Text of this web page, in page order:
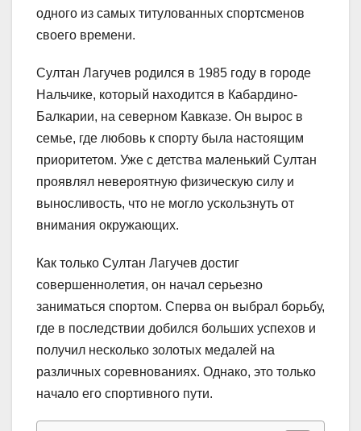
одного из самых титулованных спортсменов
своего времени.
Султан Лагучев родился в 1985 году в городе
Нальчике, который находится в Кабардино-
Балкарии, на северном Кавказе. Он вырос в
семье, где любовь к спорту была настоящим
приоритетом. Уже с детства маленький Султан
проявлял невероятную физическую силу и
выносливость, что не могло ускользнуть от
внимания окружающих.
Как только Султан Лагучев достиг
совершеннолетия, он начал серьезно
заниматься спортом. Сперва он выбрал борьбу,
где в последствии добился больших успехов и
получил несколько золотых медалей на
различных соревнованиях. Однако, это только
начало его спортивного пути.